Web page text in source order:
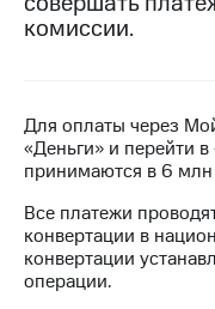
отчетность
Контакты
Новости
в
регионе
комиссии.
Для оплаты через
«Деньги» и перейти
принимаются в 6 млн
Все платежи
конвертации в
конвертации
операции.